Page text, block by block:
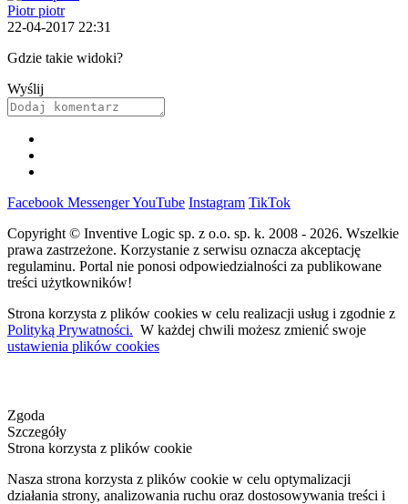
Piotr piotr
22-04-2017 22:31
Gdzie takie widoki?
Wyślij
Facebook MessengerYouTube Instagram TikTok
Copyright © Inventive Logic sp. z o.o. sp. k. 2008 - 2026. Wszelkie
prawa zastrzeżone. Korzystanie z serwisu oznacza akceptację
regulaminu. Portal nie ponosi odpowiedzialności za publikowane
treści użytkowników!
Strona korzysta z plików cookies w celu realizacji usług i zgodnie z
Polityką Prywatności. W każdej chwili możesz zmienić swoje
ustawienia plików cookies
Zgoda
Szczegóły
Strona korzysta z plików cookie
Nasza strona korzysta z plików cookie w celu optymalizacji
działania strony, analizowania ruchu oraz dostosowywania treści i